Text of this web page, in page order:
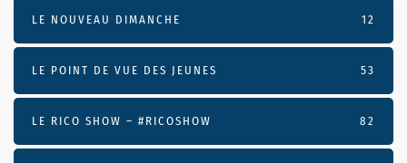
LE NOUVEAU DIMANCHE 12
LE POINT DE VUE DES JEUNES 53
LE RICO SHOW – #RICOSHOW 82